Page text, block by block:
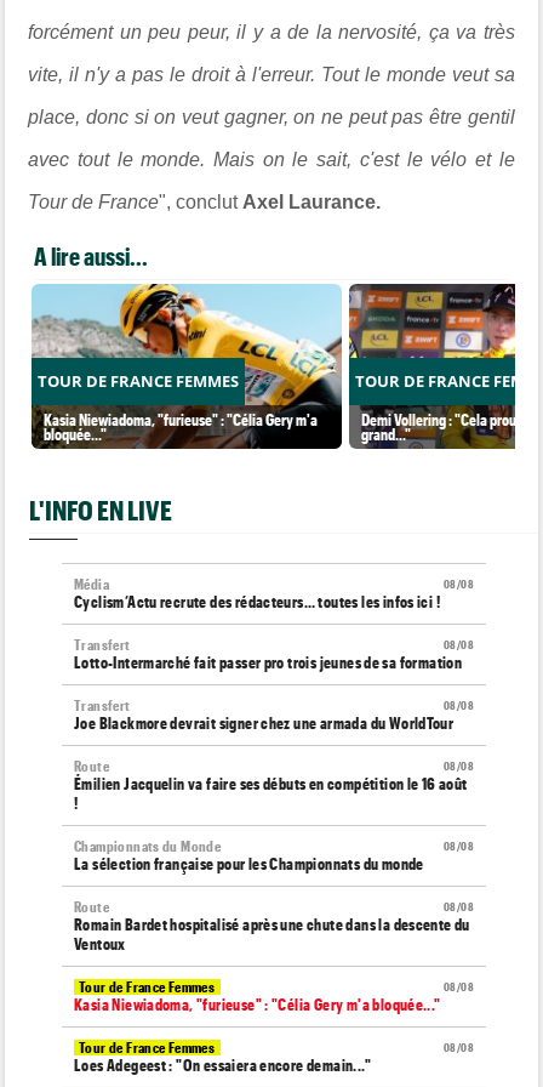
forcément un peu peur, il y a de la nervosité, ça va très
vite, il n'y a pas le droit à l'erreur. Tout le monde veut sa
place, donc si on veut gagner, on ne peut pas être gentil
avec tout le monde. Mais on le sait, c'est le vélo et le
Tour de France", conclut Axel Laurance.
A lire aussi...
TOUR DE FRANCE FEMMES
Kasia Niewiadoma, "furieuse" : "Célia Gery m'a
bloquée..."
TOUR DE FRANCE
Demi Vollering : "Cela prouve
grand..."
L'INFO EN LIVE
08/08
Média
Cyclism’Actu recrute des rédacteurs… toutes les infos ici !
08/08
Transfert
Lotto-Intermarché fait passer pro trois jeunes de sa formation
08/08
Transfert
Joe Blackmore devrait signer chez une armada du WorldTour
08/08
Route
Émilien Jacquelin va faire ses débuts en compétition le 16 août
!
08/08
Championnats du Monde
La sélection française pour les Championnats du monde
08/08
Route
Romain Bardet hospitalisé après une chute dans la descente du
Ventoux
08/08
Tour de France Femmes
Kasia Niewiadoma, "furieuse" : "Célia Gery m'a bloquée..."
08/08
Tour de France Femmes
Loes Adegeest : "On essaiera encore demain..."